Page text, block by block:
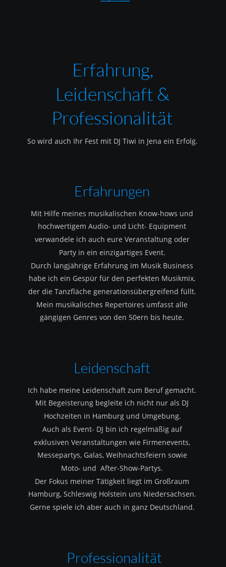
Erfahrung,
Leidenschaft &
Professionalität
So wird auch Ihr Fest mit DJ Tiwi in Jena ein Erfolg.
Erfahrungen
Mit Hilfe meines musikalischen Know-hows und
hochwertigem Audio- und Licht- Equipment
verwandele ich auch eure Veranstaltung oder
Party in ein einzigartiges Event.
Durch langjährige Erfahrung im Musik Business
habe ich ein Gespür für den perfekten Musikmix,
der die Tanzfläche generationsübergreifend füllt.
Mein musikalisches Repertoires umfasst alle
gängigen Genres von den 50ern bis heute.
Leidenschaft
Ich habe meine Leidenschaft zum Beruf gemacht.
Mit Begeisterung begleite ich nicht nur als DJ
Hochzeiten in Hamburg und Umgebung.
Auch als Event- DJ bin ich regelmäßig auf
exklusiven Veranstaltungen wie Firmenevents,
Messepartys, Galas, Weihnachtsfeiern sowie
Moto- und  After-Show-Partys.
Der Fokus meiner Tätigkeit liegt im Großraum
Hamburg, Schleswig Holstein uns Niedersachsen.
Gerne spiele ich aber auch in ganz Deutschland.
Professionalität